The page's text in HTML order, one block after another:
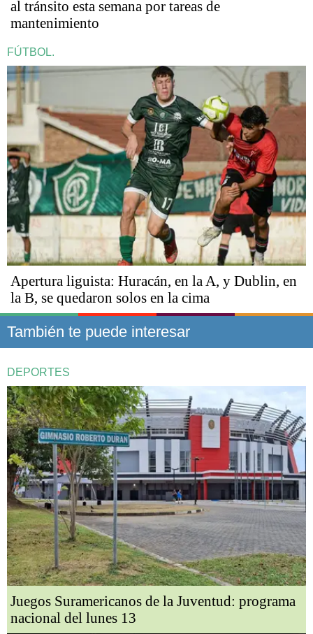
al tránsito esta semana por tareas de
mantenimiento
FÚTBOL.
Apertura liguista: Huracán, en la A, y Dublin, en
la B, se quedaron solos en la cima
También te puede interesar
DEPORTES
Juegos Suramericanos de la Juventud: programa
nacional del lunes 13